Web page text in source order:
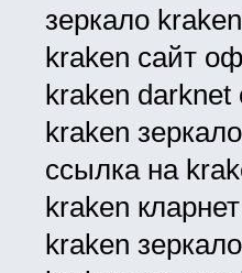
зеркало
kraken сайт
kraken
kraken
ссылка на
kraken
kraken